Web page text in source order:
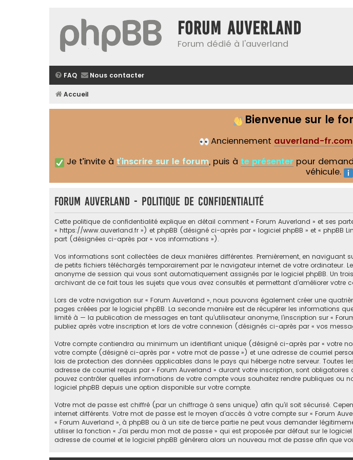
Forum Auverland
Forum dédié à l'auverland
FAQ Nous contacter
Accueil
Bienvenue sur le
Anciennement auverland-fr.com
Je t’invite à t’inscrire sur le forum, puis à te présenter pour
véhicule.
Forum Auverland - Politique de confidentialité
Cette politique de confidentialité explique en détail comment « Forum Auverland » et ses
« https://www.auverland.fr ») et phpBB (désigné ci-après par « logiciel phpBB » et « phpBB
part (désignées ci-après par « vos informations »).
Vos informations sont collectées de deux manières différentes. Premièrement, en
de petits fichiers téléchargés temporairement par le navigateur internet de votre ordinateur.
anonyme de session qui vous sont automatiquement assignés par le logiciel phpBB. Un
archivant de ce fait tous les sujets que vous avez consultés et permettant d’améliorer votre
Lors de votre navigation sur « Forum Auverland », nous pouvons également créer une
pages créées par le logiciel phpBB. La seconde manière est de récupérer les informations
limité à — la publication de messages en tant qu’utilisateur anonyme, l’inscription sur «
publiez après votre inscription et lors de votre connexion (désignés ci-après par « vos
Votre compte contiendra au minimum un identifiant unique (désigné ci-après par « votre
votre compte (désigné ci-après par « votre mot de passe ») et une adresse de courriel
lois de protection des données applicables dans le pays qui héberge notre serveur. Toutes
adresse de courriel requis par « Forum Auverland » durant votre inscription, sont
pouvez contrôler quelles informations de votre compte vous souhaitez rendre publiques ou
logiciel phpBB depuis une option disponible sur votre compte.
Votre mot de passe est chiffré (par un chiffrage à sens unique) afin qu’il soit sécurisé.
internet différents. Votre mot de passe est le moyen d’accès à votre compte sur « Forum
« Forum Auverland », à phpBB ou à un site de tierce partie ne peut vous demander
utiliser la fonction « J’ai perdu mon mot de passe » qui est proposée par défaut sur le
adresse de courriel et le logiciel phpBB générera alors un nouveau mot de passe afin que